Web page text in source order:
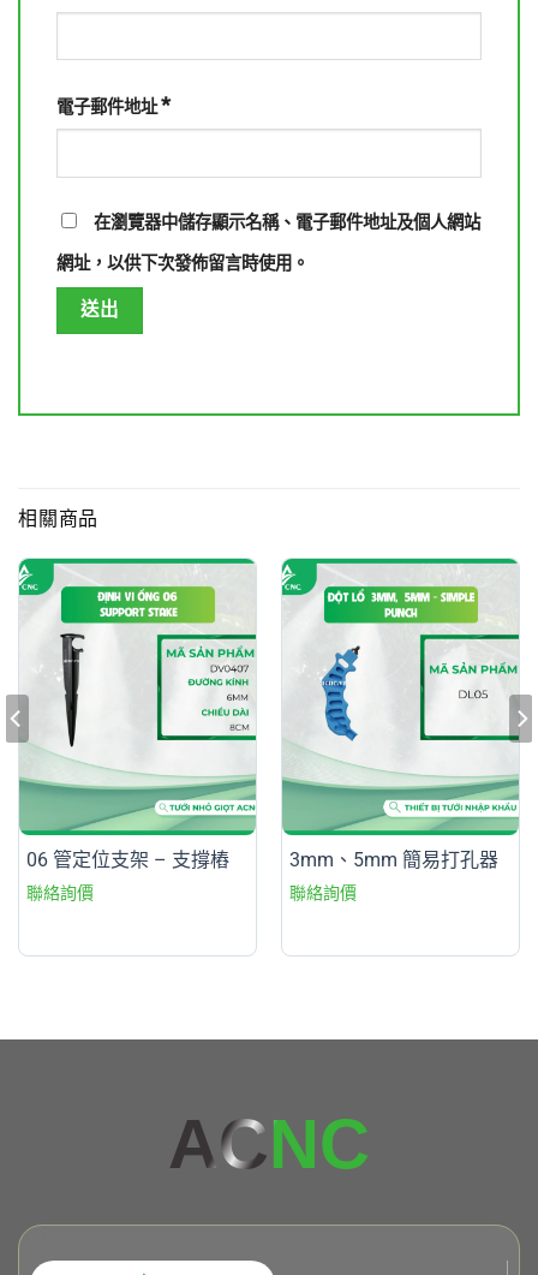
電子郵件地址*
在瀏覽器中儲存顯示名稱、電子郵件地址及個人網站
網址，以供下次發佈留言時使用。
相關商品
06 管定位支架 – 支撐樁 3mm、5mm 簡易打孔器
ACNC